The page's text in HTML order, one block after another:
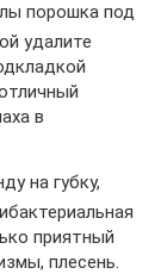
порошка под
удалите
в
на губку,
приятный
плесень.